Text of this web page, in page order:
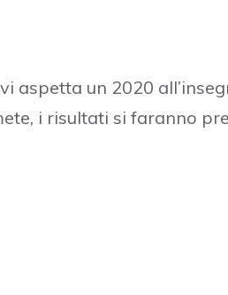
aspetta un 2020
i risultati si faranno